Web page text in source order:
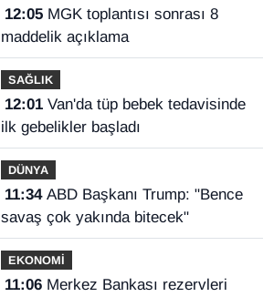
12:05MGK toplantısı sonrası 8
maddelik açıklama
SAĞLIK
12:01Van'da tüp bebek tedavisinde
ilk gebelikler başladı
DÜNYA
11:34ABD Başkanı Trump: "Bence
savaş çok yakında bitecek"
EKONOMİ
11:06Merkez Bankası rezervleri